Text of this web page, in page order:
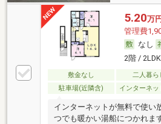
5.20万円
管理費
なし
2階 /
敷金なし 二人暮ら
駐車場(近隣含)
インターネッ
インターネットが無料で使
つでも暖かい湯船につかれま